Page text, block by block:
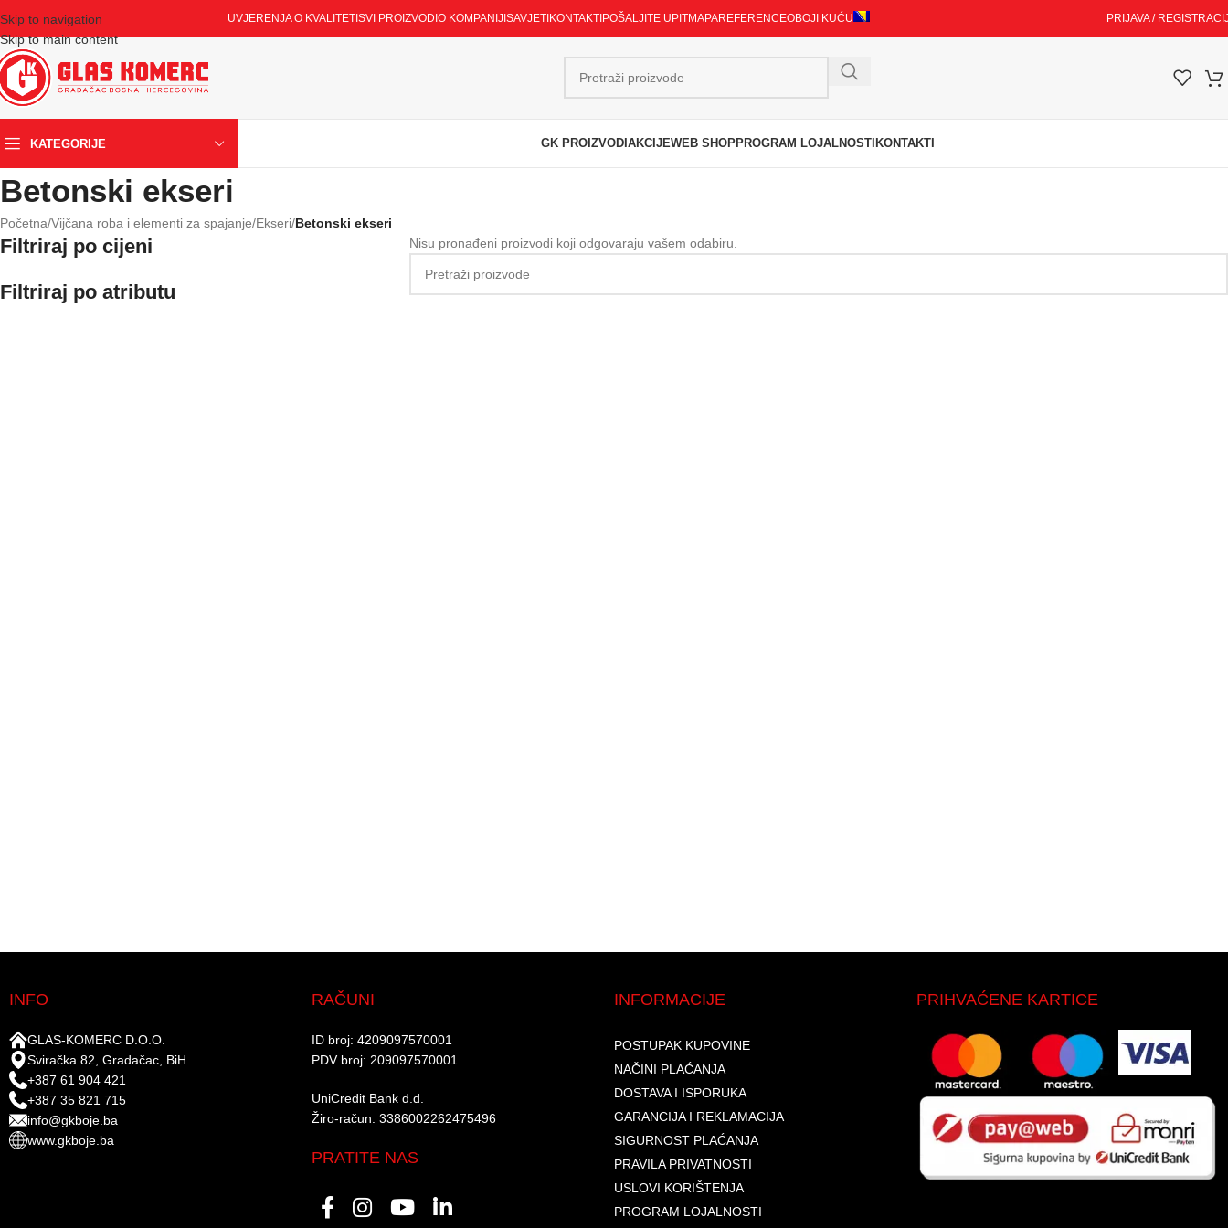
Skip to navigation
Skip to main content
UVJERENJA O KVALITETI SVI PROIZVODI O KOMPANIJI SAVJETI KONTAKTI POŠALJITE UPITMAPAREFERENCEOBOJI KUĆU PRIJAVA /
KATEGORIJE GK PROIZVODI AKCIJEWEB SHOPPROGRAM LOJALNOSTI KONTAKTI
Betonski ekseri
Početna/Vijčana roba i elementi za spajanje/Ekseri/Betonski ekseri
Filtriraj po cijeni
Filtriraj po atributu
Nisu pronađeni proizvodi koji odgovaraju vašem odabiru.
INFO
GLAS-KOMERC D.O.O.
Sviračka 82, Gradačac, BiH
+387 61 904 421
+387 35 821 715
info@gkboje.ba
www.gkboje.ba
RAČUNI
ID broj: 4209097570001​
PDV broj: 209097570001 ​
UniCredit Bank d.d.​
Žiro-račun: 3386002262475496​​
PRATITE NAS
INFORMACIJE
POSTUPAK KUPOVINE
NAČINI PLAĆANJA
DOSTAVA I ISPORUKA
GARANCIJA I REKLAMACIJA
SIGURNOST PLAĆANJA
PRAVILA PRIVATNOSTI
USLOVI KORIŠTENJA
PROGRAM LOJALNOSTI
PRIHVAĆENE KARTICE